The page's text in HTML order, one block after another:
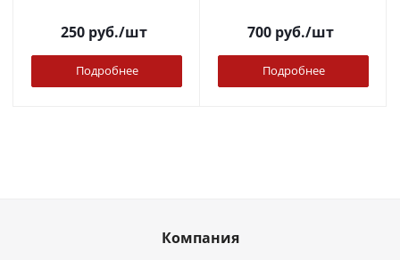
250руб./шт
Подробнее
700руб./шт
Подробнее
Компания